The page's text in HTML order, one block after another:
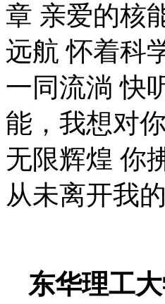
章 亲爱的核
远航 怀着科
一同流淌 快
能，我想对
无限辉煌 你
从未离开我
东华理工